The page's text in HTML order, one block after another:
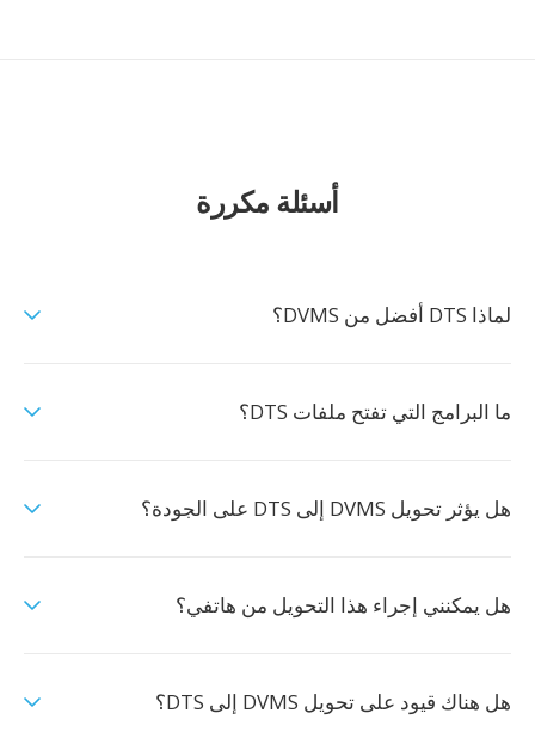
أسئلة مكررة
لماذا DTS أفضل من DVMS؟
ما البرامج التي تفتح ملفات DTS؟
هل يؤثر تحويل DVMS إلى DTS على الجودة؟
هل يمكنني إجراء هذا التحويل من هاتفي؟
هل هناك قيود على تحويل DVMS إلى DTS؟